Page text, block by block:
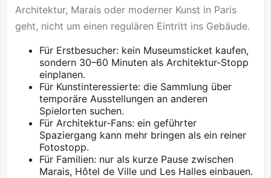
Architektur, Marais oder moderner Kunst in Paris
geht, nicht um einen regulären Eintritt ins Gebäude.
Für Erstbesucher: kein Museumsticket kaufen,
sondern 30–60 Minuten als Architektur-Stopp
einplanen.
Für Kunstinteressierte: die Sammlung über
temporäre Ausstellungen an anderen
Spielorten suchen.
Für Architektur-Fans: ein geführter
Spaziergang kann mehr bringen als ein reiner
Fotostopp.
Für Familien: nur als kurze Pause zwischen
Marais, Hôtel de Ville und Les Halles einbauen.